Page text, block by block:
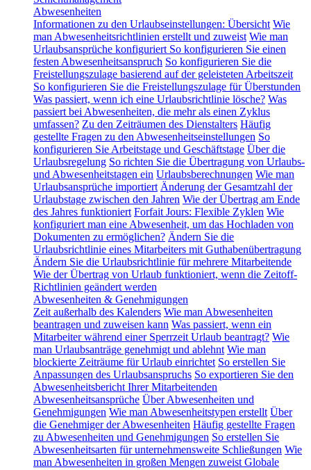
Abwesenheiten
Informationen zu den Urlaubseinstellungen: Übersicht Wie
man Abwesenheitsrichtlinien erstellt und zuweist Wie man
Urlaubsansprüche konfiguriert So konfigurieren Sie einen
festen Abwesenheitsanspruch So konfigurieren Sie die
Freistellungszulage basierend auf der geleisteten Arbeitszeit
So konfigurieren Sie die Freistellungszulage für Überstunden
Was passiert, wenn ich eine Urlaubsrichtlinie lösche? Was
passiert bei Abwesenheiten, die mehr als einen Zyklus
umfassen? Zu den Zeiträumen des Dienstalters Häufig
gestellte Fragen zu den Abwesenheitseinstellungen So
konfigurieren Sie Arbeitstage und Geschäftstage Über die
Urlaubsregelung So richten Sie die Übertragung von Urlaubs-
und Abwesenheitstagen ein Urlaubsberechnungen Wie man
Urlaubsansprüche importiert Änderung der Gesamtzahl der
Urlaubstage zwischen den Jahren Wie der Übertrag am Ende
des Jahres funktioniert Forfait Jours: Flexible Zyklen Wie
konfiguriert man eine Abwesenheit, um das Hochladen von
Dokumenten zu ermöglichen? Ändern Sie die
Urlaubsrichtlinie eines Mitarbeiters mit Guthabenübertragung
Ändern Sie die Urlaubsrichtlinie für mehrere Mitarbeitende
Wie der Übertrag von Urlaub funktioniert, wenn die Zeitoff-
Richtlinien geändert werden
Abwesenheiten & Genehmigungen
Zeit außerhalb des Kalenders Wie man Abwesenheiten
beantragen und zuweisen kann Was passiert, wenn ein
Mitarbeiter während einer Sperrzeit Urlaub beantragt? Wie
man Urlaubsanträge genehmigt und ablehnt Wie man
blockierte Zeiträume für Urlaub einrichtet So erstellen Sie
Anpassungen des Urlaubsanspruchs So exportieren Sie den
Abwesenheitsbericht Ihrer Mitarbeitenden
Abwesenheitsansprüche Über Abwesenheiten und
Genehmigungen Wie man Abwesenheitstypen erstellt Über
die Genehmiger der Abwesenheiten Häufig gestellte Fragen
zu Abwesenheiten und Genehmigungen So erstellen Sie
Abwesenheitsarten für unternehmensweite Schließungen Wie
man Abwesenheiten in großen Mengen zuweist Globale